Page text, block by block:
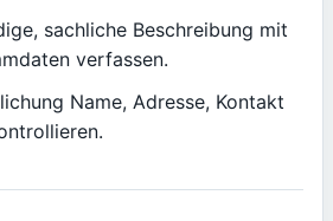
sachliche Beschreibung mit
verfassen.
Name, Adresse, Kontakt